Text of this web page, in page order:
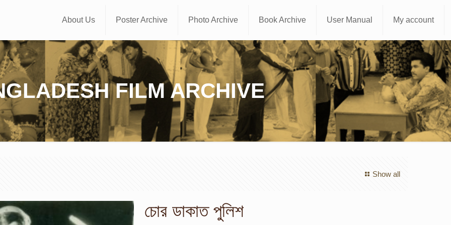
About Us Poster Archive Photo Archive Book Archive User Manual My account
FILM ARCHIVE
Show all
চোর ডাকাত পুলিশ